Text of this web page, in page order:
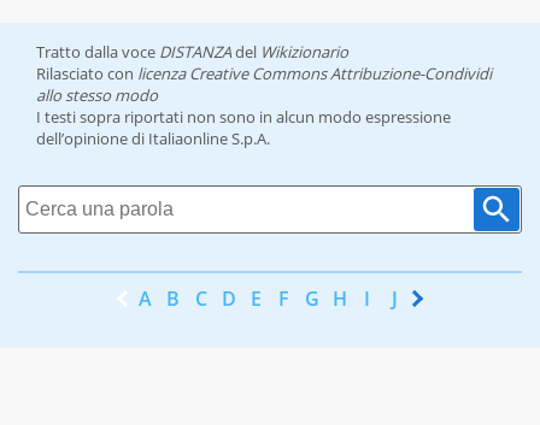
Tratto dalla voce DISTANZAdel Wikizionario
Rilasciato con licenza Creative Commons Attribuzione-Condividi
allo stesso modo
I testi sopra riportati non sono in alcun modo espressione
dell’opinione di Italiaonline S.p.A.
A B C D E F G H I J K